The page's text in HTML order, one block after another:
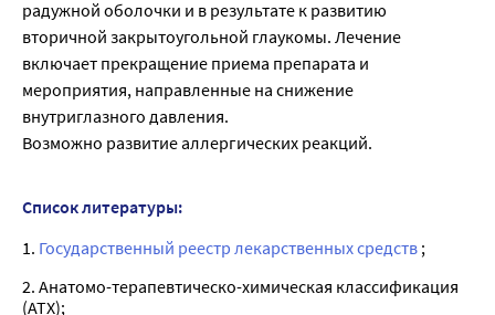
радужной оболочки и в результате к развитию
вторичной закрытоугольной глаукомы. Лечение
включает прекращение приема препарата и
мероприятия, направленные на снижение
внутриглазного давления.
Возможно развитие аллергических реакций.
Список литературы:
1. Государственный реестр лекарственных средств ;
2. Анатомо-терапевтическо-химическая классификация
(ATX);